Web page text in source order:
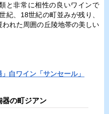
と非常に相性の良いワインで
紀、18世紀の町並みが残り、
れた周囲の丘陵地帯の美しい
白ワイン「サンセール」
器の町ジアン